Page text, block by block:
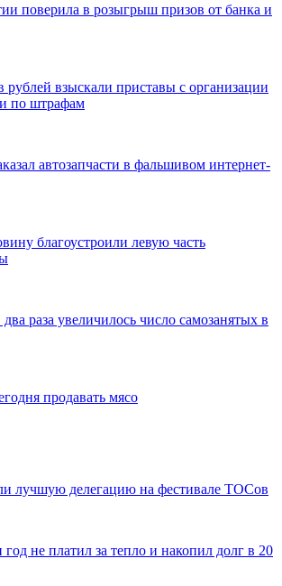
поверила в розыгрыш призов от банка и
рублей взыскали приставы с организации
по штрафам
автозапчасти в фальшивом интернет-
благоустроили левую часть
раза увеличилось число самозанятых в
продавать мясо
лучшую делегацию на фестивале ТОСов
не платил за тепло и накопил долг в 20